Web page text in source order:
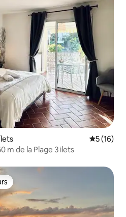
5 (16)
m de la Plage 3 ilets
plus appréciés